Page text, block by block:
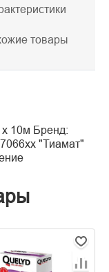
товары
10м Бренд:
"Тиамат"